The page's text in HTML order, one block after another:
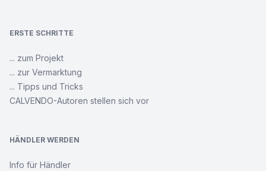
ERSTE SCHRITTE
... zum Projekt
... zur Vermarktung
... Tipps und Tricks
CALVENDO-Autoren stellen sich vor
HÄNDLER WERDEN
Info für Händler